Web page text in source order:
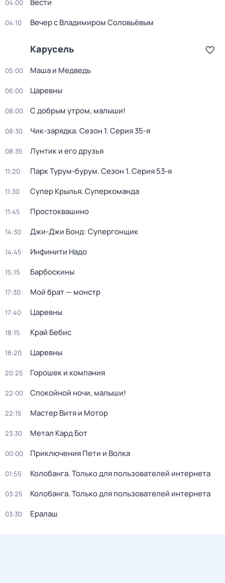
04:00 Вести
04:10 Вечер с Владимиром Соловьёвым
Карусель
05:00 Маша и Медведь
06:00 Царевны
08:00 С добрым утром, малыши!
08:30 Чик-зарядка. Сезон 1. Серия 35-я
08:35 Лунтик и его друзья
11:20 Парк Турум-бурум. Сезон 1. Серия 53-я
11:30 Супер Крылья. Суперкоманда
11:45 Простоквашино
14:30 Джи-Джи Бонд: Супергонщик
14:45 Инфинити Надо
15:15 Барбоскины
17:30 Мой брат — монстр
17:40 Царевны
18:15 Край Бебис
18:20 Царевны
20:25 Горошек и компания
22:00 Спокойной ночи, малыши!
22:15 Мастер Витя и Мотор
23:30 Метал Кард Бот
00:00 Приключения Пети и Волка
01:55 Колобанга. Только для пользователей интернета
03:25 Колобанга. Только для пользователей интернета
03:30 Ералаш